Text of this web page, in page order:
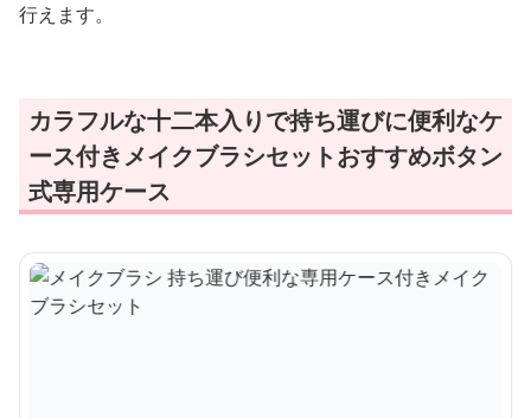
行えます。
カラフルな十二本入りで持ち運びに便利なケ
ース付きメイクブラシセットおすすめボタン
式専用ケース